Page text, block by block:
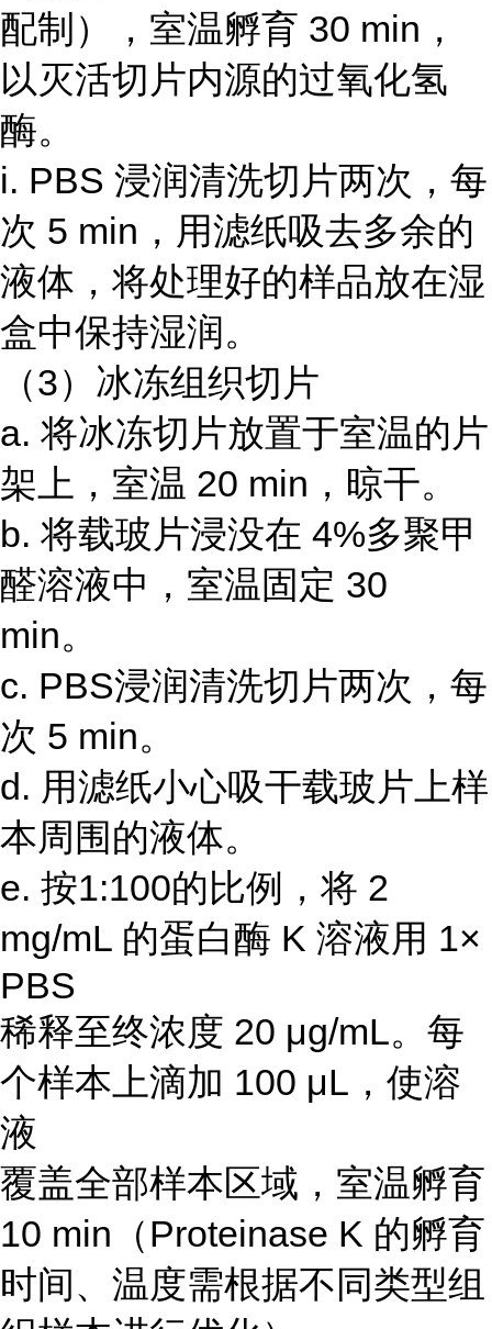
配制），室温孵育 30 min，
以灭活切片内源的过氧化氢
酶。
i. PBS 浸润清洗切片两次，每
次 5 min，用滤纸吸去多余的
液体，将处理好的样品放在湿
盒中保持湿润。
（3）冰冻组织切片
a. 将冰冻切片放置于室温的片
架上，室温 20 min，晾干。
b. 将载玻片浸没在 4%多聚甲
醛溶液中，室温固定 30
min。
c. PBS浸润清洗切片两次，每
次 5 min。
d. 用滤纸小心吸干载玻片上样
本周围的液体。
e. 按1:100的比例，将 2
mg/mL 的蛋白酶 K 溶液用 1×
PBS
稀释至终浓度 20 μg/mL。每
个样本上滴加 100 μL，使溶
液
覆盖全部样本区域，室温孵育
10 min（Proteinase K 的孵育
时间、温度需根据不同类型组